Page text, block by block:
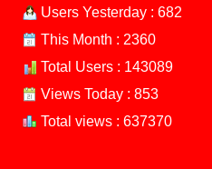
Users Yesterday : 682
This Month : 2360
Total Users : 143089
Views Today : 853
Total views : 637370